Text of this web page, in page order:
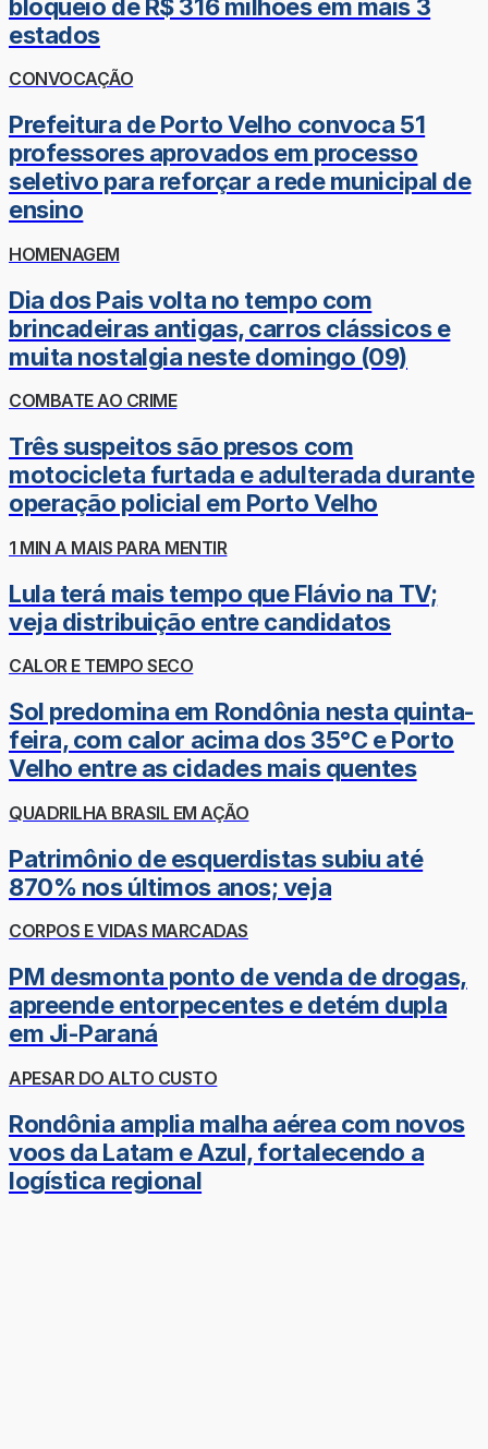
bloqueio de R$ 316 milhões em mais 3
estados
CONVOCAÇÃO
Prefeitura de Porto Velho convoca 51
professores aprovados em processo
seletivo para reforçar a rede municipal de
ensino
HOMENAGEM
Dia dos Pais volta no tempo com
brincadeiras antigas, carros clássicos e
muita nostalgia neste domingo (09)
COMBATE AO CRIME
Três suspeitos são presos com
motocicleta furtada e adulterada durante
operação policial em Porto Velho
1 MIN A MAIS PARA MENTIR
Lula terá mais tempo que Flávio na TV;
veja distribuição entre candidatos
CALOR E TEMPO SECO
Sol predomina em Rondônia nesta quinta-
feira, com calor acima dos 35°C e Porto
Velho entre as cidades mais quentes
QUADRILHA BRASIL EM AÇÃO
Patrimônio de esquerdistas subiu até
870% nos últimos anos; veja
CORPOS E VIDAS MARCADAS
PM desmonta ponto de venda de drogas,
apreende entorpecentes e detém dupla
em Ji-Paraná
APESAR DO ALTO CUSTO
Rondônia amplia malha aérea com novos
voos da Latam e Azul, fortalecendo a
logística regional